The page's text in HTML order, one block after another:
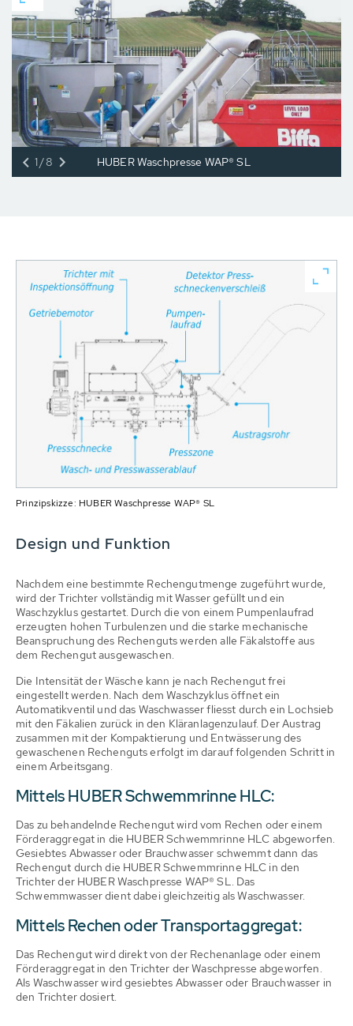
HUBER Waschpresse WAP® SL
1/8
Prinzipskizze: HUBER Waschpresse WAP® SL
Design und Funktion
Nachdem eine bestimmte Rechengutmenge zugeführt wurde,
wird der Trichter vollständig mit Wasser gefüllt und ein
Waschzyklus gestartet. Durch die von einem Pumpenlaufrad
erzeugten hohen Turbulenzen und die starke mechanische
Beanspruchung des Rechenguts werden alle Fäkalstoffe aus
dem Rechengut ausgewaschen.
Die Intensität der Wäsche kann je nach Rechengut frei
eingestellt werden. Nach dem Waschzyklus öffnet ein
Automatikventil und das Waschwasser fliesst durch ein Lochsieb
mit den Fäkalien zurück in den Kläranlagenzulauf. Der Austrag
zusammen mit der Kompaktierung und Entwässerung des
gewaschenen Rechenguts erfolgt im darauf folgenden Schritt in
einem Arbeitsgang.
Mittels HUBER Schwemmrinne HLC:
Das zu behandelnde Rechengut wird vom Rechen oder einem
Förderaggregat in die HUBER Schwemmrinne HLC abgeworfen.
Gesiebtes Abwasser oder Brauchwasser schwemmt dann das
Rechengut durch die HUBER Schwemmrinne HLC in den
Trichter der HUBER Waschpresse WAP® SL. Das
Schwemmwasser dient dabei gleichzeitig als Waschwasser.
Mittels Rechen oder Transportaggregat:
Das Rechengut wird direkt von der Rechenanlage oder einem
Förderaggregat in den Trichter der Waschpresse abgeworfen.
Als Waschwasser wird gesiebtes Abwasser oder Brauchwasser in
den Trichter dosiert.